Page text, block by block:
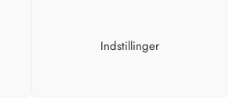
Indstillinger